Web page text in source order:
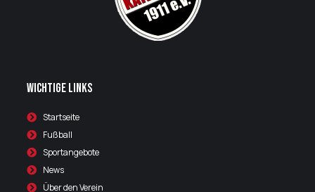
Wichtige Links
Startseite
Fußball
Sportangebote
News
Über den Verein